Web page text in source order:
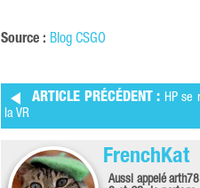
Source : Blog CSGO
ARTICLE PRÉCÉDENT : HP se
la VR
FrenchKat
Aussi appelé